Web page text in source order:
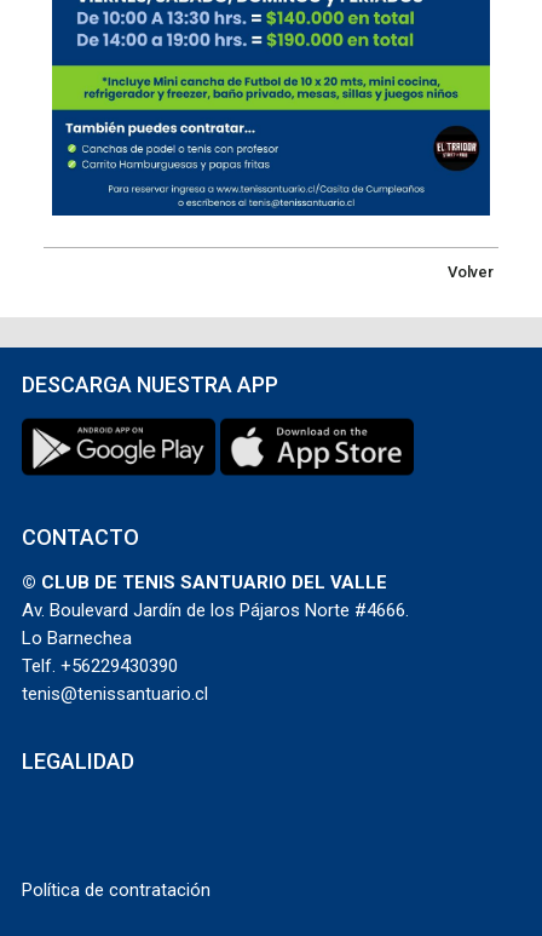
Volver
DESCARGA NUESTRA APP
CONTACTO
© CLUB DE TENIS SANTUARIO DEL VALLE
Av. Boulevard Jardín de los Pájaros Norte #4666.
Lo Barnechea
Telf. +56229430390
tenis@tenissantuario.cl
LEGALIDAD
Política de contratación